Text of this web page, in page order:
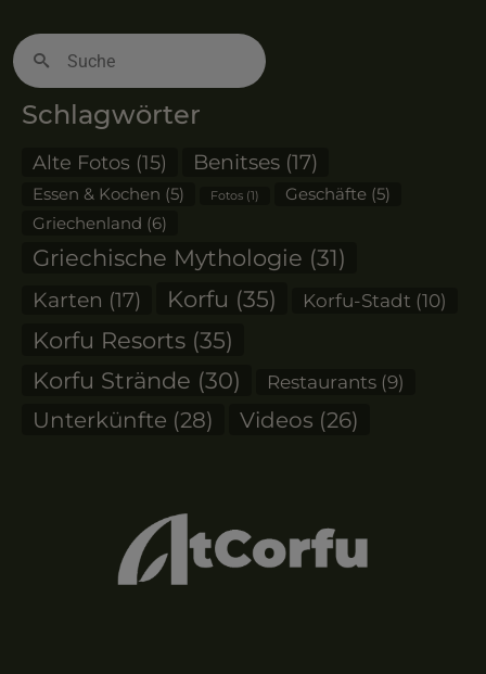
Suche
nach:
Schlagwörter
Alte Fotos (15) Benitses (17)
Essen & Kochen (5) Fotos (1) Geschäfte (5)
Griechenland (6)
Griechische Mythologie (31)
Karten (17) Korfu (35) Korfu-Stadt (10)
Korfu Resorts (35)
Korfu Strände (30) Restaurants (9)
Unterkünfte (28) Videos (26)